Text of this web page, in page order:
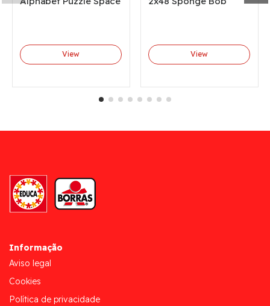
View View
Informação
Aviso legal
Cookies
Política de privacidade